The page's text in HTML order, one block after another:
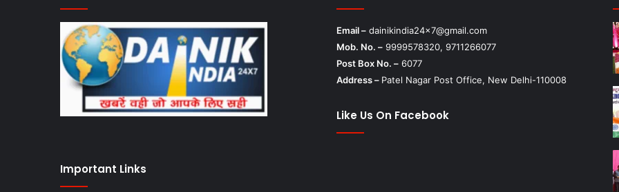
Important Links
Email – dainikindia24x7@gmail.com
Mob. No. –9999578320, 9711266077
Post Box No. –6077
Address – Patel Nagar Post Office, New Delhi-110008
Like Us On Facebook